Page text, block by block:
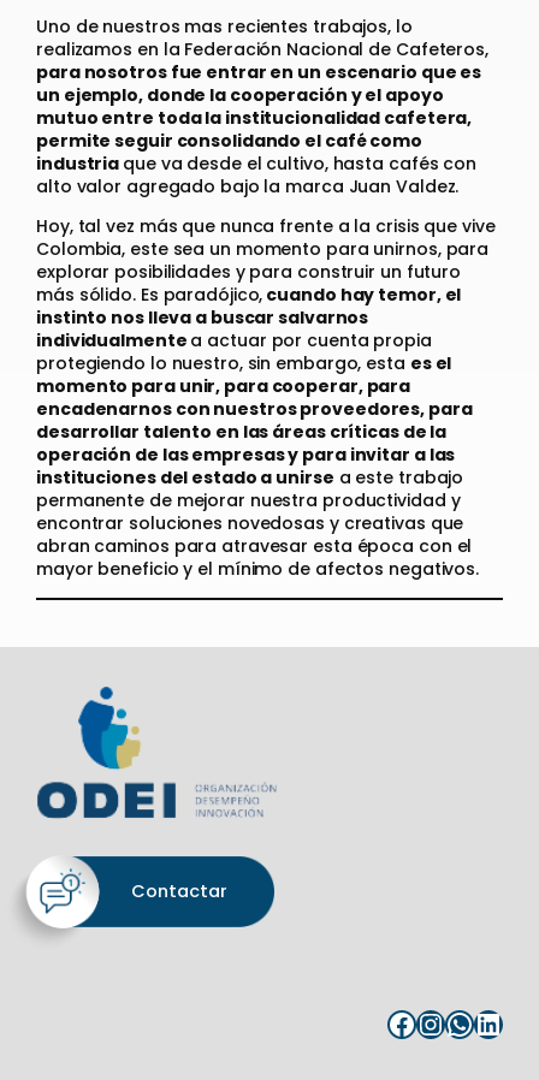
Uno de nuestros mas recientes trabajos, lo
realizamos en la Federación Nacional de Cafeteros,
para nosotros fue entrar en un escenario que es
un ejemplo, donde la cooperación y el apoyo
mutuo entre toda la institucionalidad cafetera,
permite seguir consolidando el café como
industria que va desde el cultivo, hasta cafés con
alto valor agregado bajo la marca Juan Valdez.
Hoy, tal vez más que nunca frente a la crisis que vive
Colombia, este sea un momento para unirnos, para
explorar posibilidades y para construir un futuro
más sólido. Es paradójico, cuando hay temor, el
instinto nos lleva a buscar salvarnos
individualmente a actuar por cuenta propia
protegiendo lo nuestro, sin embargo, esta es el
momento para unir, para cooperar, para
encadenarnos con nuestros proveedores, para
desarrollar talento en las áreas críticas de la
operación de las empresas y para invitar a las
instituciones del estado a unirse a este trabajo
permanente de mejorar nuestra productividad y
encontrar soluciones novedosas y creativas que
abran caminos para atravesar esta época con el
mayor beneficio y el mínimo de afectos negativos.
Contactar
Facebook InstagramWhatsApp LinkedIn